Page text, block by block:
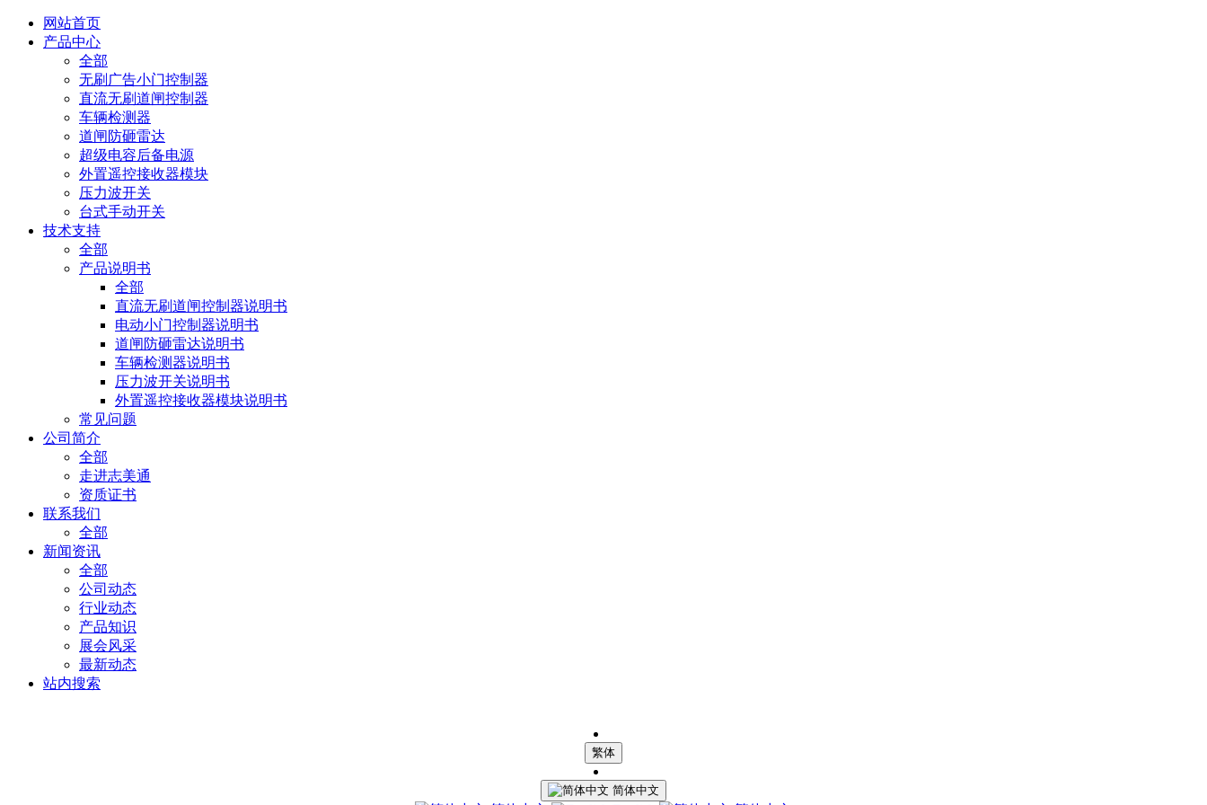
网站首页
产品中心
全部
无刷广告小门控制器
直流无刷道闸控制器
车辆检测器
道闸防砸雷达
超级电容后备电源
外置遥控接收器模块
压力波开关
台式手动开关
技术支持
全部
产品说明书
全部
直流无刷道闸控制器说明书
电动小门控制器说明书
道闸防砸雷达说明书
车辆检测器说明书
压力波开关说明书
外置遥控接收器模块说明书
常见问题
公司简介
全部
走进志美通
资质证书
联系我们
全部
新闻资讯
全部
公司动态
行业动态
产品知识
展会风采
最新动态
站内搜索
繁体
简体中文